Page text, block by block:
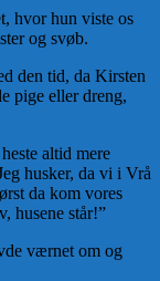
hvor hun viste os
og svøb.
den tid, da Kirsten
pige eller dreng,
altid mere
husker, da vi i Vrå
da kom vores
husene står!”
værnet om og